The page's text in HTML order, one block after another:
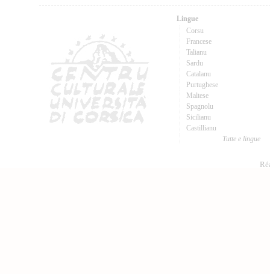
Lingue
Corsu
Francese
Talianu
Sardu
Catalanu
Purtughese
Maltese
Spagnolu
Sicilianu
Castillianu
Tutte e lingue